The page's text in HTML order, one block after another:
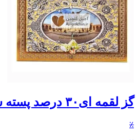
گز لقمه ای۳۰ درصد پسته سپاهان
٪